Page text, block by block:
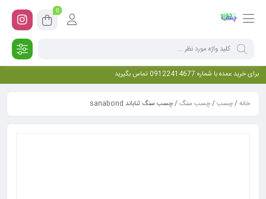
0
برای خرید عمده با شماره 09122414677 تماس بگیرید
خانه/چسب/چسب سنگ/ چسب سنگ ثناباند sanabond